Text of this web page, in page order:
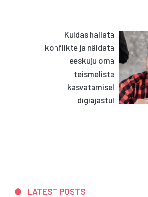
Kuidas hallata
konflikte ja näidata
eeskuju oma
teismeliste
kasvatamisel
digiajastul
LATEST POSTS